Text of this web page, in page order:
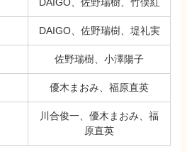
DAIGO、佐野瑞樹、竹俣紅
DAIGO、佐野瑞樹、堤礼実
佐野瑞樹、小澤陽子
優木まおみ、福原直英
川合俊一、優木まおみ、福
原直英